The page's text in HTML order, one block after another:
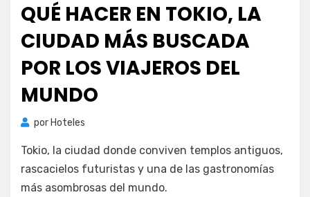
QUÉ HACER EN TOKIO, LA
CIUDAD MÁS BUSCADA
POR LOS VIAJEROS DEL
MUNDO
por Hoteles
Tokio, la ciudad donde conviven templos antiguos,
rascacielos futuristas y una de las gastronomías
más asombrosas del mundo.